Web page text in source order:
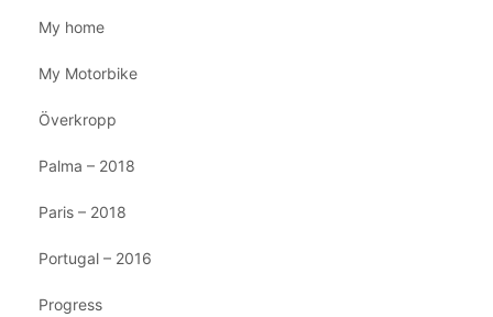
My home
My Motorbike
Överkropp
Palma – 2018
Paris – 2018
Portugal – 2016
Progress